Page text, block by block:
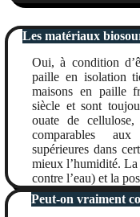
Les matériaux
Oui, à condition
paille en isolation
maisons en paille
siècle et sont
ouate de
comparables
supérieures dans
mieux l’humidité.
contre l’eau) et la
Peut-on vraiment